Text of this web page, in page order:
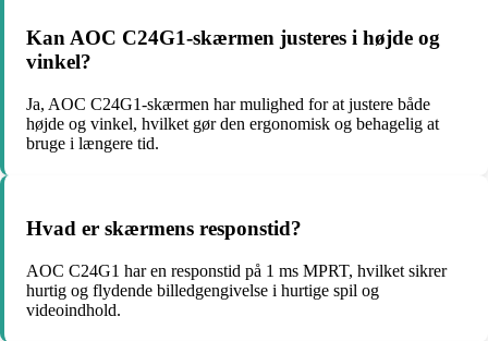
Kan AOC C24G1-skærmen justeres i højde og
vinkel?
Ja, AOC C24G1-skærmen har mulighed for at justere både
højde og vinkel, hvilket gør den ergonomisk og behagelig at
bruge i længere tid.
Hvad er skærmens responstid?
AOC C24G1 har en responstid på 1 ms MPRT, hvilket sikrer
hurtig og flydende billedgengivelse i hurtige spil og
videoindhold.